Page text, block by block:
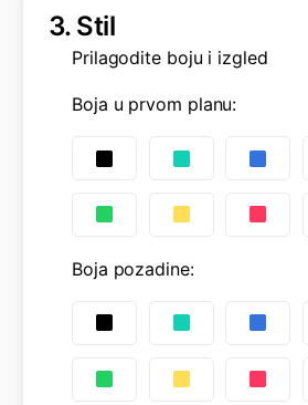
3. Stil
Prilagodite boju i izgled
Boja u prvom planu:
Boja pozadine: